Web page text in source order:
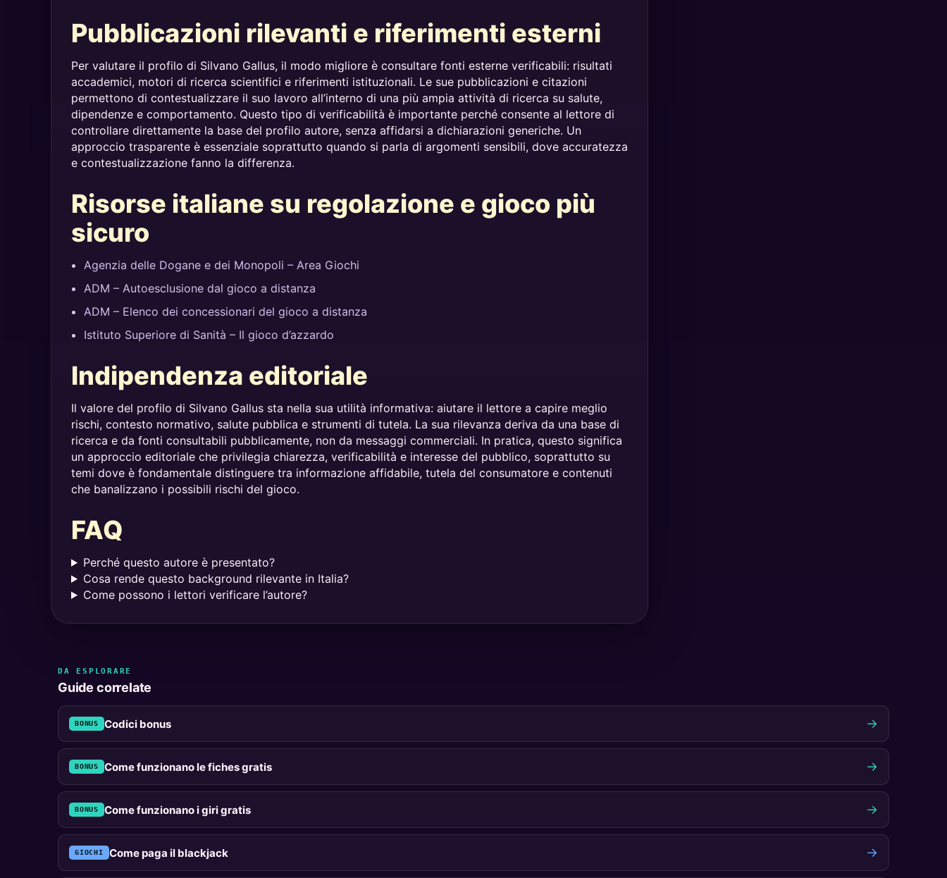
Pubblicazioni rilevanti e riferimenti esterni
Per valutare il profilo di Silvano Gallus, il modo migliore è consultare fonti esterne verificabili: risultati
accademici, motori di ricerca scientifici e riferimenti istituzionali. Le sue pubblicazioni e citazioni
permettono di contestualizzare il suo lavoro all’interno di una più ampia attività di ricerca su salute,
dipendenze e comportamento. Questo tipo di verificabilità è importante perché consente al lettore di
controllare direttamente la base del profilo autore, senza affidarsi a dichiarazioni generiche. Un
approccio trasparente è essenziale soprattutto quando si parla di argomenti sensibili, dove accuratezza
e contestualizzazione fanno la differenza.
Risorse italiane su regolazione e gioco più
sicuro
Agenzia delle Dogane e dei Monopoli – Area Giochi
ADM – Autoesclusione dal gioco a distanza
ADM – Elenco dei concessionari del gioco a distanza
Istituto Superiore di Sanità – Il gioco d’azzardo
Indipendenza editoriale
Il valore del profilo di Silvano Gallus sta nella sua utilità informativa: aiutare il lettore a capire meglio
rischi, contesto normativo, salute pubblica e strumenti di tutela. La sua rilevanza deriva da una base di
ricerca e da fonti consultabili pubblicamente, non da messaggi commerciali. In pratica, questo significa
un approccio editoriale che privilegia chiarezza, verificabilità e interesse del pubblico, soprattutto su
temi dove è fondamentale distinguere tra informazione affidabile, tutela del consumatore e contenuti
che banalizzano i possibili rischi del gioco.
FAQ
Perché questo autore è presentato?
Cosa rende questo background rilevante in Italia?
Come possono i lettori verificare l’autore?
DA ESPLORARE
Guide correlate
BONUS Codici bonus →
BONUS Come funzionano le fiches gratis →
BONUS Come funzionano i giri gratis →
GIOCHI Come paga il blackjack →